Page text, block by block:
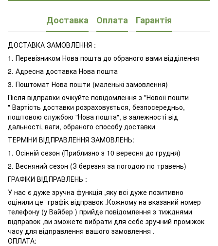
Доставка Оплата Гарантія
ДОСТАВКА ЗАМОВЛЕННЯ :
1. Перевізником Нова пошта до обраного вами відділення
2. Адресна доставка Нова пошта
3. Поштомат Нова пошти (маленькі замовлення)
Після відправки очікуйте повідомлення з "Новоії пошти
" Вартість доставки розраховується, безпосередньо,
поштовою службою "Нова пошта", в залежності від
дальності, ваги, обраного способу доставки
ТЕРМІНИ ВІДПРАВЛЕННЯ ЗАМОВЛЕНЬ:
1. Осінній сезон (Приблизно з 10 вересня до грудня)
2. Весняний сезон (З березня за погодою по травень)
ГРАФІКИ ВІДПРАВЛЕНЬ :
У нас є дуже зручна функція ,яку всі дуже позитивно
оцінили це -графік відправок .Кожному на вказаний номер
телефону (у Вайбер ) прийде повідомлення з тижднями
відправок ,ви зможете вибрати для себе зручний проміжок
часу для відправлення вашого замовлення .
ОПЛАТА: